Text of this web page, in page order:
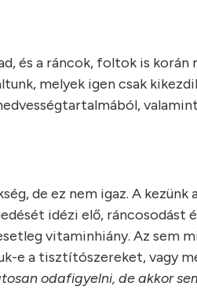
és a ráncok, foltok is korán
melyek igen csak
de ez nem igaz. A kezünk
idézi elő, ráncosodást
vitaminhiány. Az sem
e a tisztítószereket, vagy
odafigyelni, de akkor